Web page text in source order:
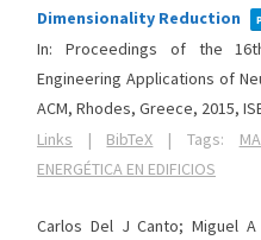
Dimensionality Reduction
In: Proceedings of the
Engineering Applications of
ACM, Rhodes, Greece, 2015,
Links | BibTeX | Tags:
ENERGÉTICA EN EDIFICIOS
Carlos Del J Canto; Miguel